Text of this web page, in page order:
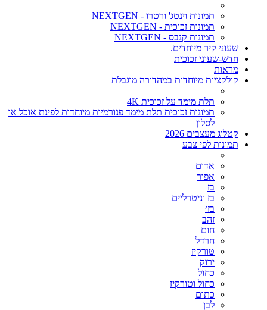
תמונות וינטג' ורטרו - NEXTGEN
תמונות זכוכית - NEXTGEN
תמונות קנבס - NEXTGEN
שעוני קיר מיוחדים.
חדש-שעוני זכוכית
מראות
קולקציות מיוחדות במהדורה מוגבלת
תלת מימד על זכוכית 4K
תמונות זכוכית תלת מימד פנורמיות מיוחדות לפינת אוכל או
לסלון
קטלוג מעצבים 2026
תמונות לפי צבע
אדום
אפור
בז
בז וניטרליים
בז׳
זהב
חום
חרדל
טורקיז
ירוק
כחול
כחול וטורקיז
כתום
לבן